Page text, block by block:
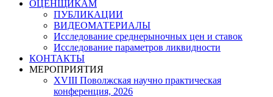
ОЦЕНЩИКАМ
ПУБЛИКАЦИИ
ВИДЕОМАТЕРИАЛЫ
Исследование среднерыночных цен и ставок
Исследование параметров ликвидности
КОНТАКТЫ
МЕРОПРИЯТИЯ
XVIII Поволжская научно практическая
конференция, 2026